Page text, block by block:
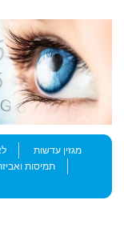
Menu
Skip to content
מגזין עדשות
תמיסות